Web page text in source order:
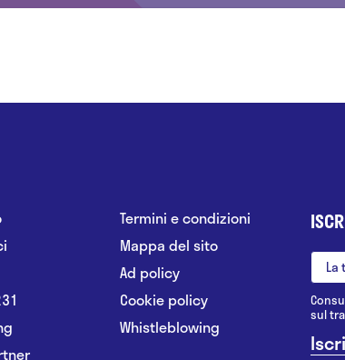
Termini e condizioni
Mappa del sito
Ad policy
Cookie policy
Whistleblowing
sul